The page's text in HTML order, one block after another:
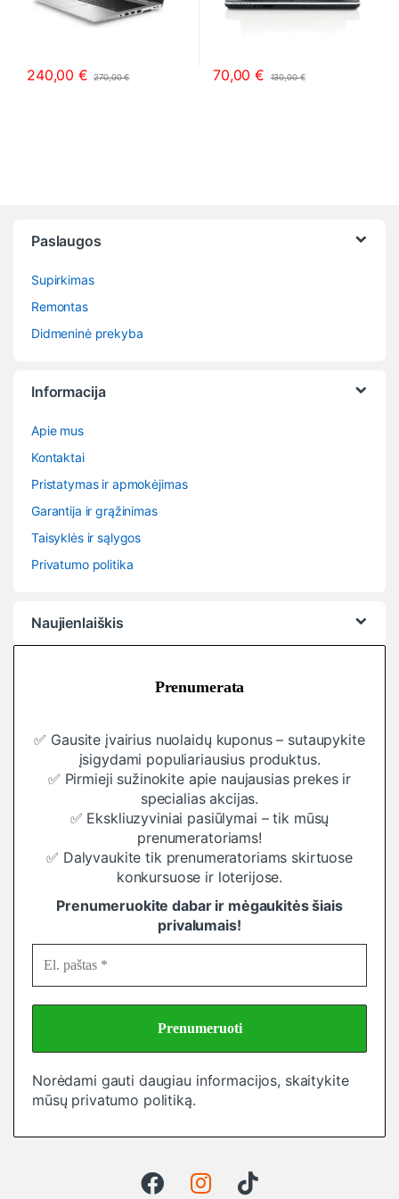
240,00€ 270,00€ 70,00€ 130,00€
Paslaugos
Supirkimas
Remontas
Didmeninė prekyba
Informacija
Apie mus
Kontaktai
Pristatymas ir apmokėjimas
Garantija ir grąžinimas
Taisyklės ir sąlygos
Privatumo politika
Naujienlaiškis
Prenumerata
✅ Gausite įvairius nuolaidų kuponus – sutaupykite
įsigydami populiariausius produktus.
✅ Pirmieji sužinokite apie naujausias prekes ir
specialias akcijas.
✅ Ekskliuzyviniai pasiūlymai – tik mūsų
prenumeratoriams!
✅ Dalyvaukite tik prenumeratoriams skirtuose
konkursuose ir loterijose.
Prenumeruokite dabar ir mėgaukitės šiais
privalumais!
Norėdami gauti daugiau informacijos, skaitykite
mūsų privatumo politiką.